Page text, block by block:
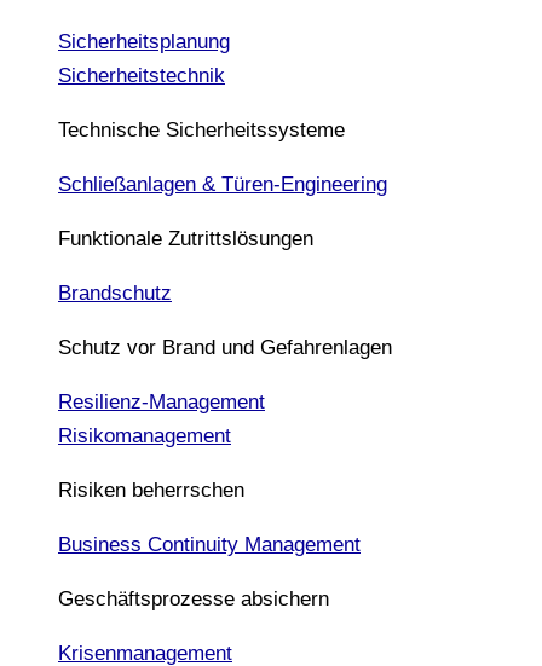
Sicherheitsplanung
Sicherheitstechnik
Technische Sicherheitssysteme
Schließanlagen & Türen-Engineering
Funktionale Zutrittslösungen
Brandschutz
Schutz vor Brand und Gefahrenlagen
Resilienz-Management
Risikomanagement
Risiken beherrschen
Business Continuity Management
Geschäftsprozesse absichern
Krisenmanagement